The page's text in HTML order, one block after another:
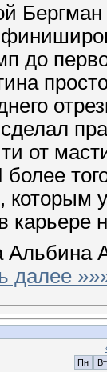
до
от
карьере
далее
Пн
Вт